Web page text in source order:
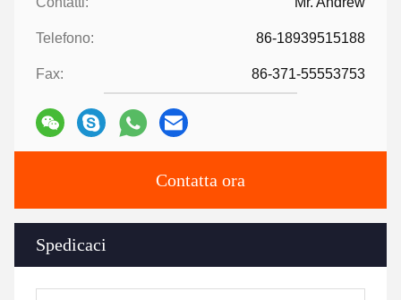
Telefono: 86-18939515188
Fax: 86-371-55553753
Contatta ora
Spedicaci